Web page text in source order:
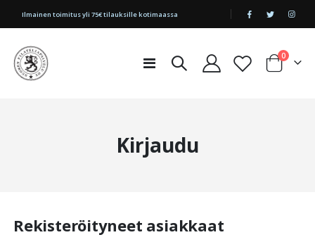
|
Ilmainen toimitus yli 75€ tilauksille kotimaassa
Toggle
Cart
0tuotetta
Kirjaudu
Rekisteröityneet asiakkaat